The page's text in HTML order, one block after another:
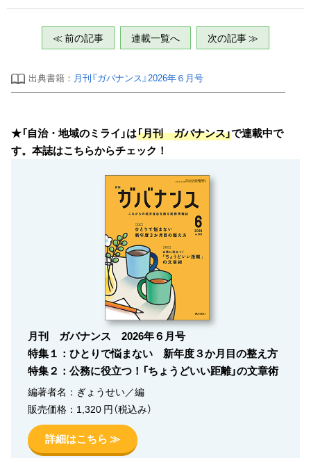
≪ 前の記事 連載一覧へ 次の記事 ≫
出典書籍： 月刊『ガバナンス』2026年６月号
★「自治・地域のミライ」は「月刊 ガバナンス」で連載中で
す。本誌はこちらからチェック！
月刊 ガバナンス 2026年６月号
特集１：ひとりで悩まない 新年度３か月目の整え方
特集２：公務に役立つ！「ちょうどいい距離」の文章術
編著者名：ぎょうせい／編
販売価格：1,320 円（税込み）
詳細はこちら ≫